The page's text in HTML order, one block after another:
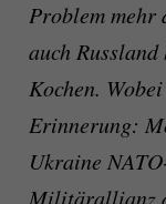
Problem mehr
auch
Kochen.
Erinnerung:
Ukraine
Militärallianz